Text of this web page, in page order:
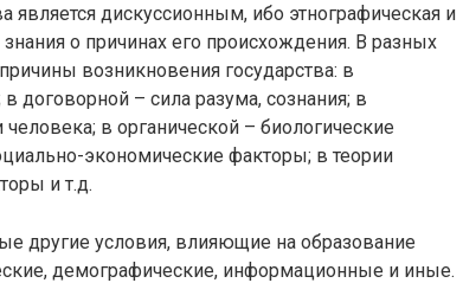
является дискуссионным, ибо этнографическая и
о причинах его происхождения. В разных
возникновения государства: в
договорной – сила разума, сознания; в
в органической – биологические
экономические факторы; в теории
и т.д.
другие условия, влияющие на образование
демографические, информационные и иные.